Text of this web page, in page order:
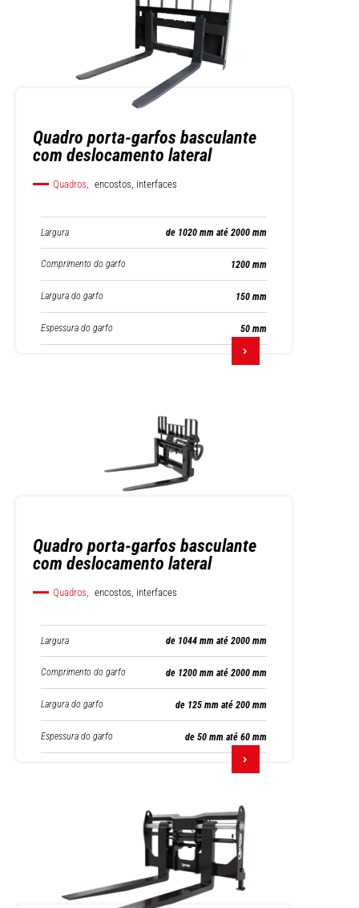
Quadro porta-garfos basculante
com deslocamento lateral
Quadros, encostos, interfaces
Largura de 1020 mm até 2000 mm
Comprimento do garfo 1200 mm
Largura do garfo 150 mm
Espessura do garfo 50 mm
Quadro porta-garfos basculante
com deslocamento lateral
Quadros, encostos, interfaces
Largura de 1044 mm até 2000 mm
Comprimento do garfo de 1200 mm até 2000 mm
Largura do garfo de 125 mm até 200 mm
Espessura do garfo de 50 mm até 60 mm